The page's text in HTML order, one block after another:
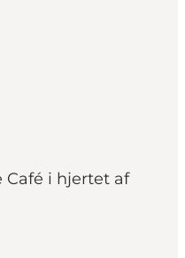
Café i hjertet af